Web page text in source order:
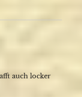
auch locker